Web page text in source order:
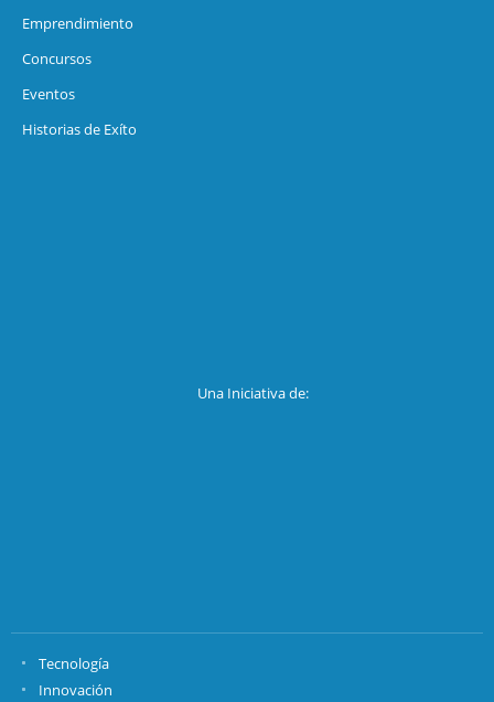
Emprendimiento
Concursos
Eventos
Historias de Exíto
Una Iniciativa de:
Tecnología
Innovación